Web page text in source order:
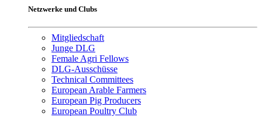
Netzwerke und Clubs
Mitgliedschaft
Junge DLG
Female Agri Fellows
DLG-Ausschüsse
Technical Committees
European Arable Farmers
European Pig Producers
European Poultry Club